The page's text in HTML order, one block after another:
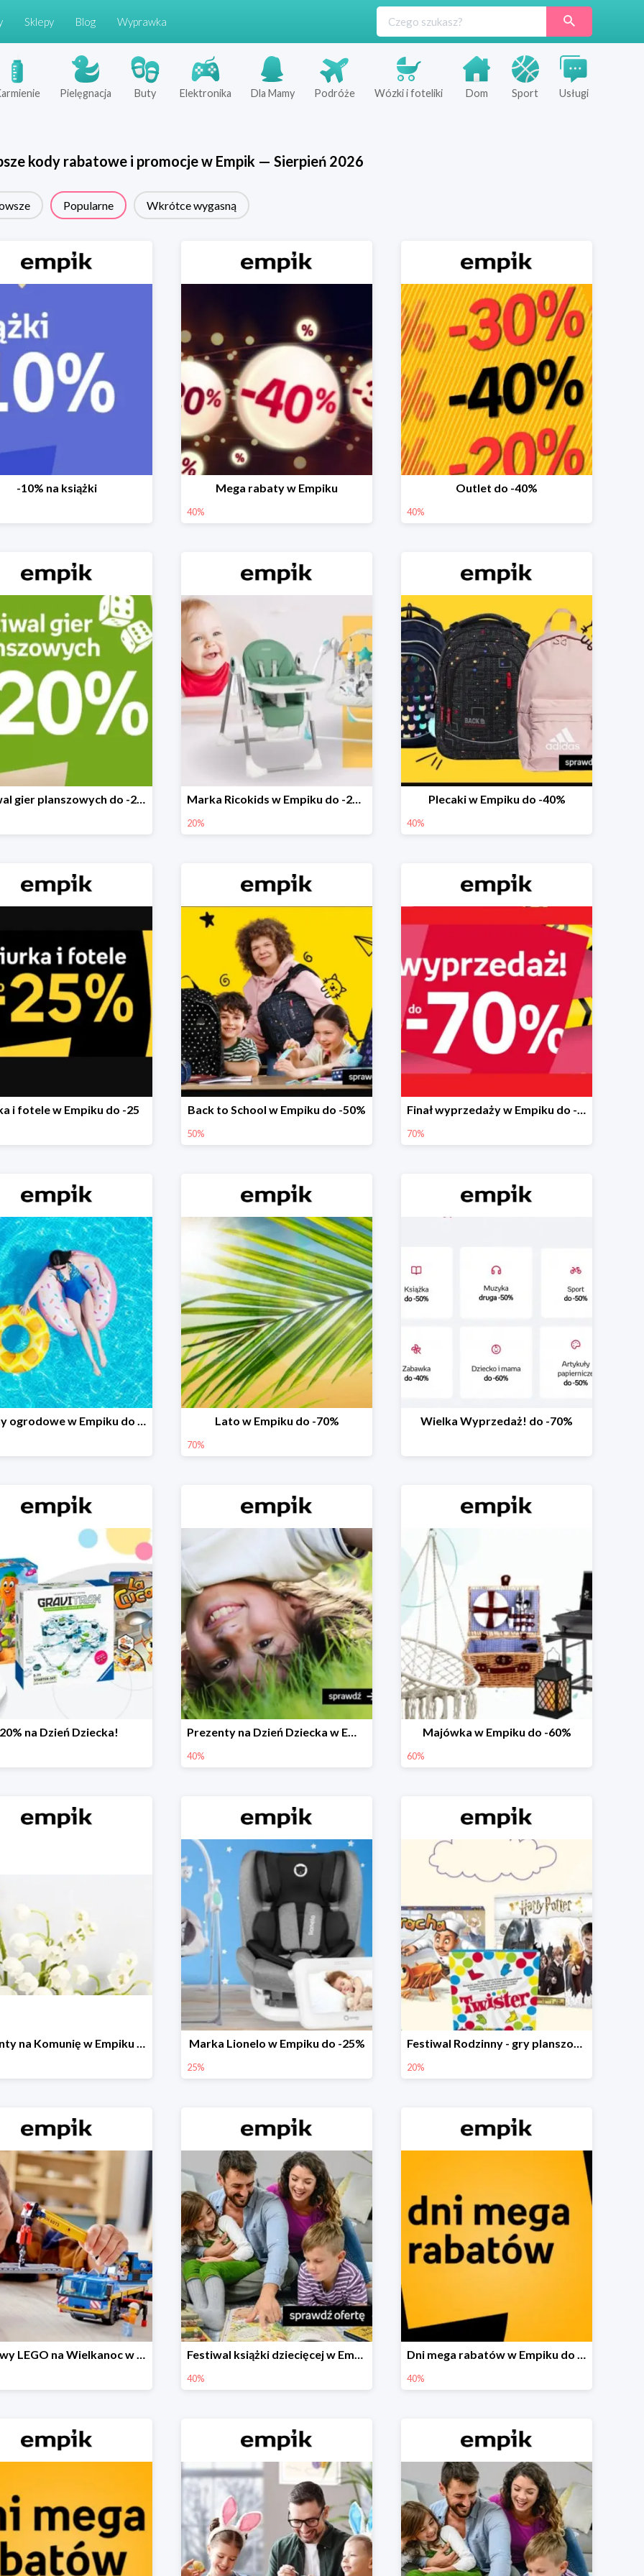
Sklepy Blog Wyprawka
Pielęgnacja Buty Elektronika Dla Mamy Podróże Wózki i foteliki Dom Sport Usługi
kody rabatowe i promocje w Empik — Sierpień 2026
Popularne Wkrótce wygasną
-10% na książki Mega rabaty w Empiku
40%
Outlet do -40%
40%
Festiwal gier planszowych do -20% Marka Ricokids w Empiku do -20%
20%
Plecaki w Empiku do -40%
40%
i fotele w Empiku do -25 Back to School w Empiku do -50%
50%
Finał wyprzedaży w Empiku do -70%
70%
Baseny ogrodowe w Empiku do -25% Lato w Empiku do -70%
70%
Wielka Wyprzedaż! do -70%
na Dzień Dziecka! Prezenty na Dzień Dziecka w Empiku do -40%
40%
Majówka w Empiku do -60%
60%
Prezenty na Komunię w Empiku do -50% Marka Lionelo w Empiku do -25%
25%
Festiwal Rodzinny - gry planszowe w Empiku do -20%
20%
Zestawy LEGO na Wielkanoc w Empiku do -30% Festiwal książki dziecięcej w Empiku do -40%
40%
Dni mega rabatów w Empiku do -40%
40%